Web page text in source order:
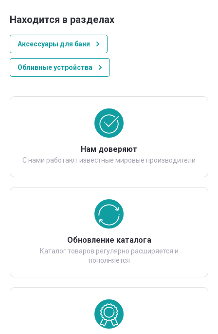
Находится в разделах
Аксессуары для бани
Обливные устройства
Нам доверяют
С нами работают известные мировые производители
Обновление каталога
Каталог товаров регулярно расширяется и
пополняется